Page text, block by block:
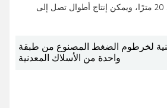
حيث يبلغ الطول القياسي 20 مترًا، ويمكن إنتاج أطوال تصل إلى
لخرطوم الضغط المصنوع من طبقة
واحدة من الأسلاك المعدنية